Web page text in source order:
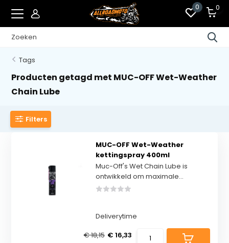
0 0
Tags
Producten getagd met MUC-OFF Wet-Weather
Chain Lube
Filters
MUC-OFF Wet-Weather
kettingspray 400ml
Muc-Off's Wet Chain Lube is
ontwikkeld om maximale...
Deliverytime
€ 18,15 € 16,33